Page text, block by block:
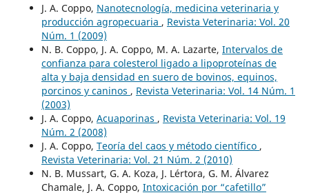
J. A. Coppo, Nanotecnología, medicina veterinaria y
producción agropecuaria , Revista Veterinaria: Vol. 20
Núm. 1 (2009)
N. B. Coppo, J. A. Coppo, M. A. Lazarte, Intervalos de
confianza para colesterol ligado a lipoproteínas de
alta y baja densidad en suero de bovinos, equinos,
porcinos y caninos , Revista Veterinaria: Vol. 14 Núm. 1
(2003)
J. A. Coppo, Acuaporinas , Revista Veterinaria: Vol. 19
Núm. 2 (2008)
J. A. Coppo, Teoría del caos y método científico ,
Revista Veterinaria: Vol. 21 Núm. 2 (2010)
N. B. Mussart, G. A. Koza, J. Lértora, G. M. Álvarez
Chamale, J. A. Coppo, Intoxicación por “cafetillo”